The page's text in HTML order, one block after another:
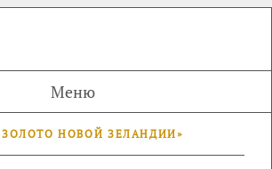
Меню
НОВОЙ ЗЕЛАНДИИ»